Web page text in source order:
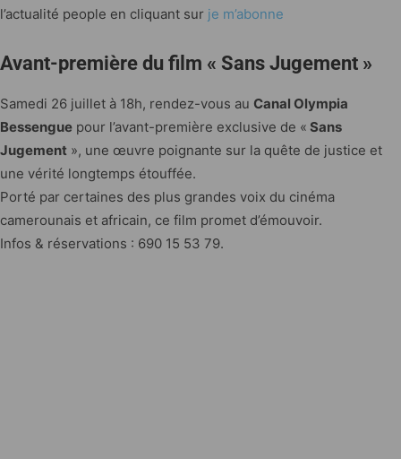
l’actualité people en cliquant sur je m’abonne
Avant-première du film « Sans Jugement »
Samedi 26 juillet à 18h, rendez-vous au Canal Olympia
Bessengue pour l’avant-première exclusive de « Sans
Jugement », une œuvre poignante sur la quête de justice et
une vérité longtemps étouffée.
Porté par certaines des plus grandes voix du cinéma
camerounais et africain, ce film promet d’émouvoir.
Infos & réservations : 690 15 53 79.